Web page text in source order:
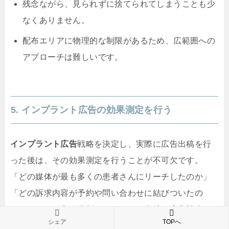
残念ながら、見られずに捨てられてしまうことも少
なくありません。
配布エリアに物理的な制限があるため、広範囲への
アプローチは難しいです。
5. インプラント広告の効果測定を行う
インプラント広告戦略を決定し、実際に広告出稿を行
った後は、その効果測定を行うことが不可欠です。
「どの媒体が最も多くの患者さんにリーチしたのか」
「どの訴求内容が予約や問い合わせに結びついたの
か」といった点を分析することで、今後の広告戦略の
精度が格段に向上します。
シェア TOPへ